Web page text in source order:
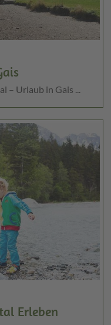
– Urlaub in Gais ...
Erleben